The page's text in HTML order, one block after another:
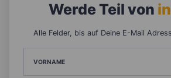
Werde Teil von
Alle Felder, bis auf Deine E-Mail
VORNAME